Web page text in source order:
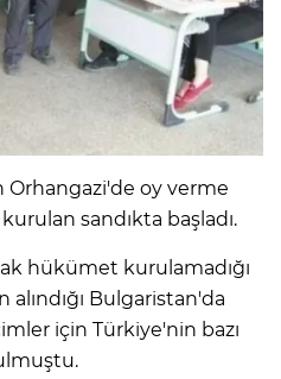
oy verme
sandıkta başladı.
hükümet kurulamadığı
alındığı Bulgaristan'da
için Türkiye'nin bazı